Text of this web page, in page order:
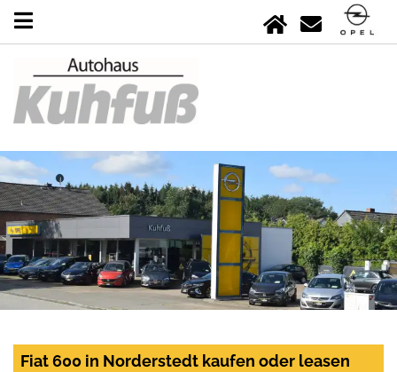
Fiat 600 in Norderstedt kaufen oder leasen